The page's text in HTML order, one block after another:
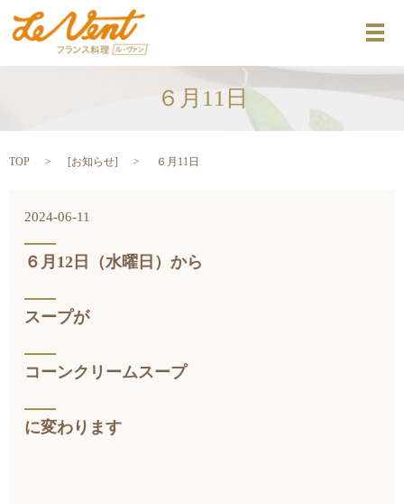
メ
６月11日
TOP [お知らせ] ６月11日
2024-06-11
６月12日（水曜日）から
スープが
コーンクリームスープ
に変わります